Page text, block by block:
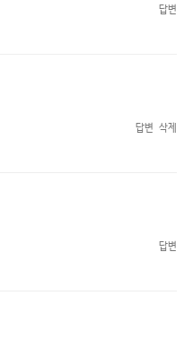
답변
답변 삭제
답변